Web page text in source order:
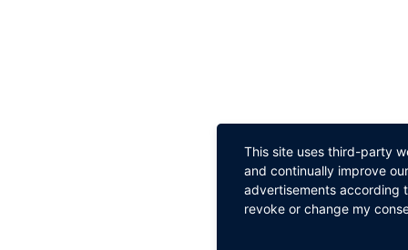
This site uses third-party
and continually improve
advertisements according
revoke or change my